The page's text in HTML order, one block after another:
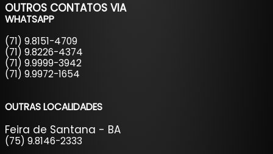
OUTROS CONTATOS VIA
WHATSAPP
(71) 9.8151-4709
(71) 9.8226-4374
(71) 9.9999-3942
(71) 9.9972-1654
OUTRAS LOCALIDADES
Feira de Santana - BA
(75) 9.8146-2333